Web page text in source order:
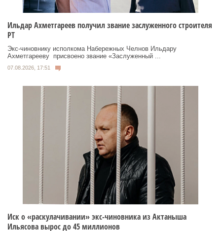
Ильдар Ахметгареев получил звание заслуженного строителя
РТ
Экс‑чиновнику исполкома Набережных Челнов Ильдару
Ахметгарееву присвоено звание «Заслуженный ...
07.08.2026, 17:51
Иск о «раскулачивании» экс-чиновника из Актаныша
Ильясова вырос до 45 миллионов